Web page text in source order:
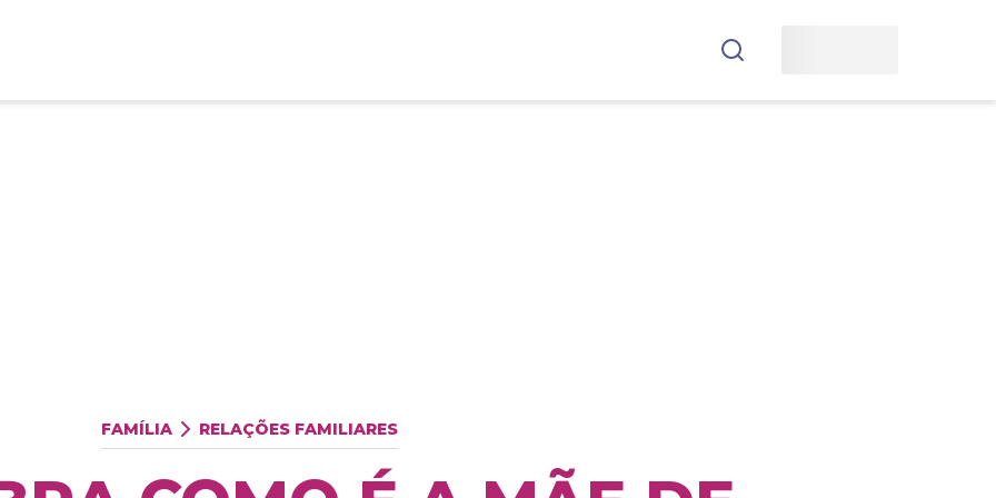
FAMÍLIA RELAÇÕES FAMILIARES